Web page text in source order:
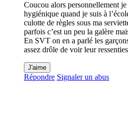
Coucou alors personnellement
hygiénique quand je suis à
culotte de règles sous ma
parfois c’est un peu la galère
En SVT on en a parlé les
assez drôle de voir leur
J'aime
Répondre Signaler un abus